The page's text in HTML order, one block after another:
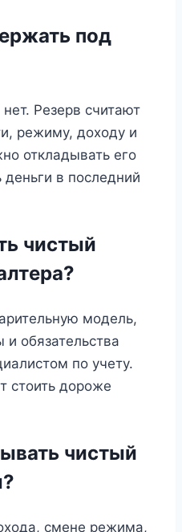
под
Резерв считают
режиму, доходу и
откладывать его
деньги в последний
чистый
модель,
обязательства
по учету.
стоить дороже
чистый
смене режима,